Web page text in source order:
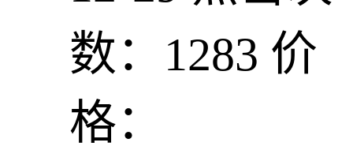
数：1283 价
格：